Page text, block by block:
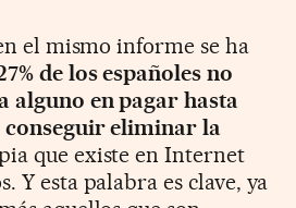
el mismo informe se ha
de los españoles no
alguno en pagar hasta
conseguir eliminar la
que existe en Internet
Y esta palabra es clave, ya